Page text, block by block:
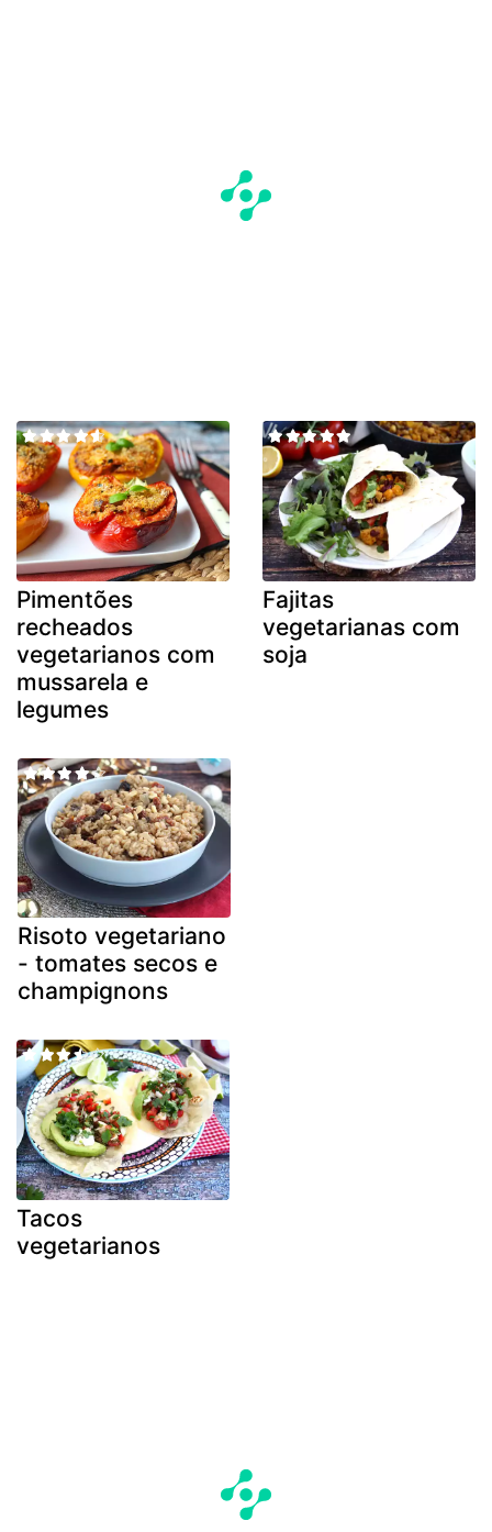
Pimentões
recheados
vegetarianos com
mussarela e
legumes
Fajitas
vegetarianas com
soja
Risoto vegetariano
- tomates secos e
champignons
Tacos
vegetarianos